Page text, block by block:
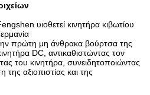
υιοθετεί κινητήρα κιβωτίου
πρώτη μη άνθρακα βούρτσα της
DC, αντικαθιστώντας τον
του κινητήρα, συνειδητοποιώντας
αξιοπιστίας και της